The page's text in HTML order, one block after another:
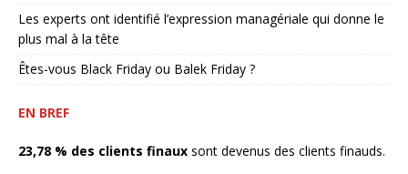
Les experts ont identifié l’expression managériale qui donne le
plus mal à la tête
Êtes-vous Black Friday ou Balek Friday ?
EN BREF
23,78 % des clients finaux sont devenus des clients finauds.